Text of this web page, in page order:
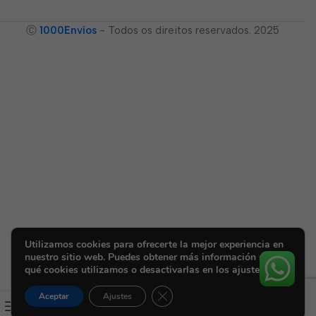
Ⓒ 1000Envíos - Todos os direitos reservados. 2025
Utilizamos cookies para ofrecerte la mejor experiencia en
nuestro sitio web. Puedes obtener más información sobre
qué cookies utilizamos o desactivarlas en los ajustes.
Aceptar Ajustes Cerrar el banner de cookies RGPD